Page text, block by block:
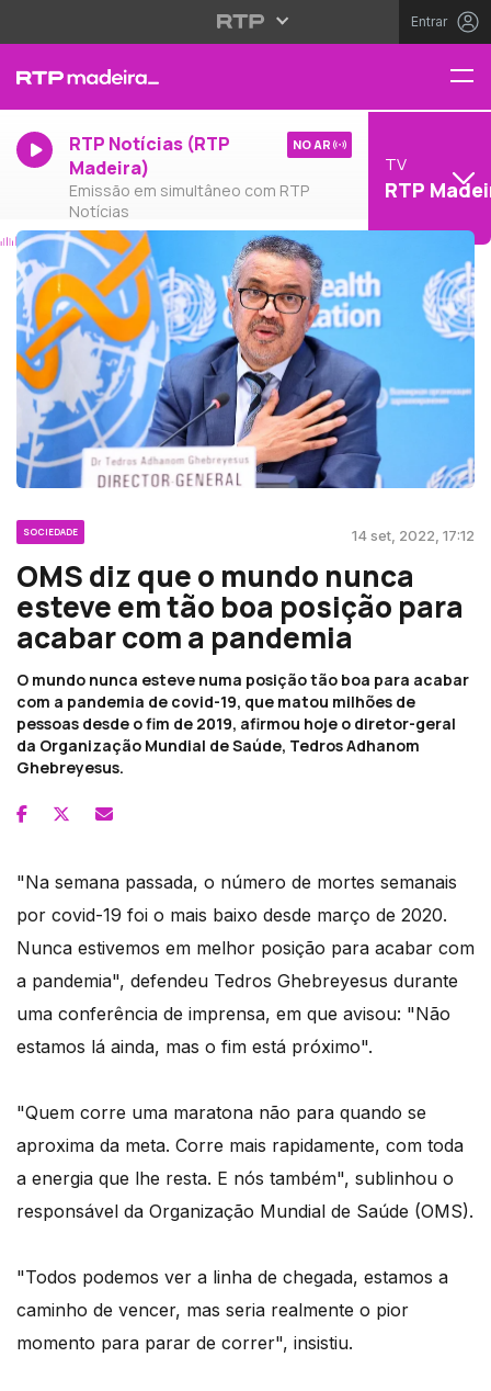
Entrar
RTP Notícias (RTP
Madeira)
Emissão em simultâneo com RTP
Notícias
NO AR
TV
RTP
SOCIEDADE 14 set, 2022, 17:12
OMS diz que o mundo nunca
esteve em tão boa posição para
acabar com a pandemia
O mundo nunca esteve numa posição tão boa para acabar
com a pandemia de covid-19, que matou milhões de
pessoas desde o fim de 2019, afirmou hoje o diretor-geral
da Organização Mundial de Saúde, Tedros Adhanom
Ghebreyesus.
"Na semana passada, o número de mortes semanais
por covid-19 foi o mais baixo desde março de 2020.
Nunca estivemos em melhor posição para acabar com
a pandemia", defendeu Tedros Ghebreyesus durante
uma conferência de imprensa, em que avisou: "Não
estamos lá ainda, mas o fim está próximo".
"Quem corre uma maratona não para quando se
aproxima da meta. Corre mais rapidamente, com toda
a energia que lhe resta. E nós também", sublinhou o
responsável da Organização Mundial de Saúde (OMS).
"Todos podemos ver a linha de chegada, estamos a
caminho de vencer, mas seria realmente o pior
momento para parar de correr", insistiu.